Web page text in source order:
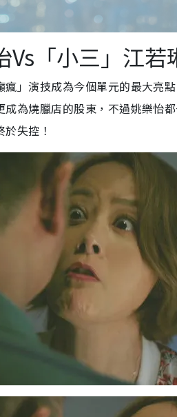
Vs「小三」江
」演技成為今個單元的最大亮
為燒臘店的股東，不過姚樂怡
失控！